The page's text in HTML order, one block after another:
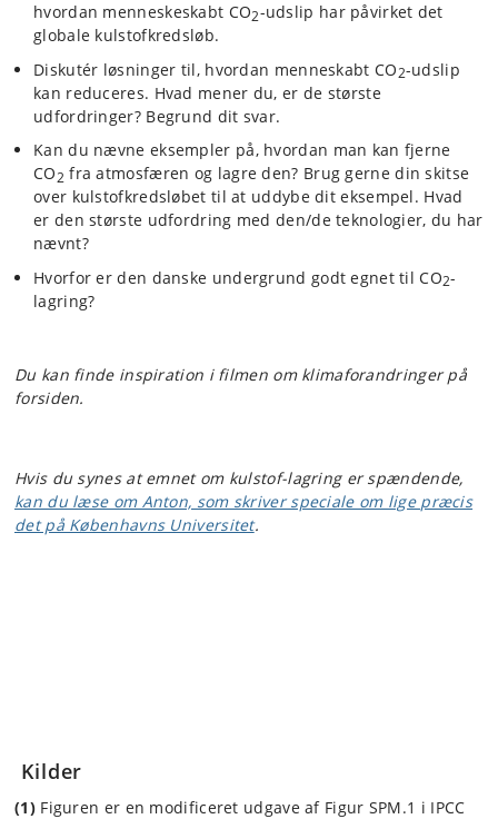
hvordan menneskeskabt CO2-udslip har påvirket det
globale kulstofkredsløb.
Diskutér løsninger til, hvordan menneskabt CO2-udslip
kan reduceres. Hvad mener du, er de største
udfordringer? Begrund dit svar.
Kan du nævne eksempler på, hvordan man kan fjerne
CO 2 fra atmosfæren og lagre den? Brug gerne din skitse
over kulstofkredsløbet til at uddybe dit eksempel. Hvad
er den største udfordring med den/de teknologier, du har
nævnt?
Hvorfor er den danske undergrund godt egnet til CO2-
lagring?
Du kan finde inspiration i filmen om klimaforandringer på
forsiden.
Hvis du synes at emnet om kulstof-lagring er spændende,
kan du læse om Anton, som skriver speciale om lige præcis
det på Københavns Universitet.
Kilder
(1)Figuren er en modificeret udgave af Figur SPM.1 i IPCC